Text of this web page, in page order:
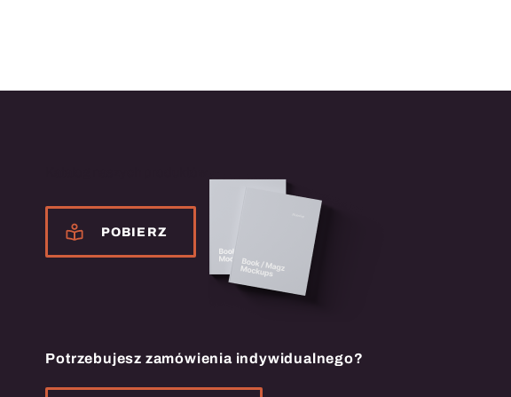
POBIERZ
Potrzebujesz zamówienia indywidualnego?